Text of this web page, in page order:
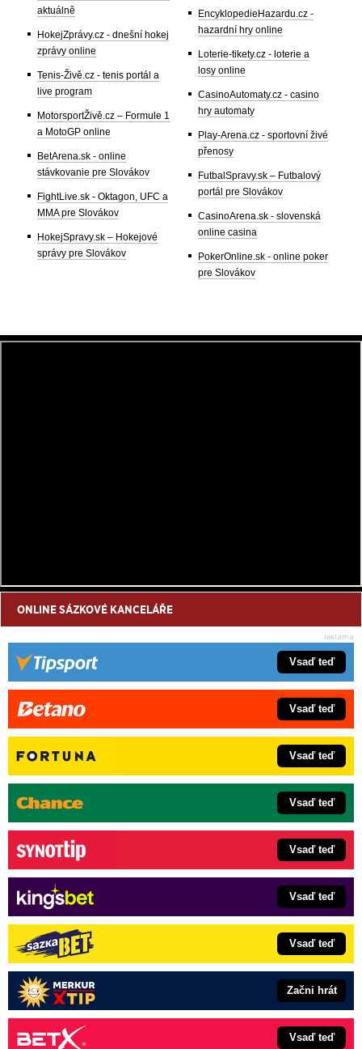
aktuálně
HokejZprávy.cz - dnešní hokej
zprávy online
Tenis-Živě.cz - tenis portál a
live program
MotorsportŽivě.cz – Formule 1
a MotoGP online
BetArena.sk - online
stávkovanie pre Slovákov
FightLive.sk - Oktagon, UFC a
MMA pre Slovákov
HokejSpravy.sk – Hokejové
správy pre Slovákov
EncyklopedieHazardu.cz -
hazardní hry online
Loterie-tikety.cz - loterie a
losy online
CasinoAutomaty.cz - casino
hry automaty
Play-Arena.cz - sportovní živé
přenosy
FutbalSpravy.sk – Futbalový
portál pre Slovákov
CasinoArena.sk - slovenská
online casina
PokerOnline.sk - online poker
pre Slovákov
ONLINE SÁZKOVÉ KANCELÁŘE
Vsaď teď
Vsaď teď
Vsaď teď
Vsaď teď
Vsaď teď
Vsaď teď
Vsaď teď
Začni hrát
Vsaď teď